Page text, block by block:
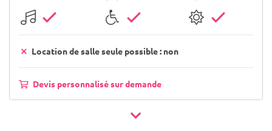
Location de salle seule possible : non
Devis personnalisé sur demande